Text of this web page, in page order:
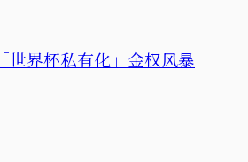
世界杯私有化」金权风暴